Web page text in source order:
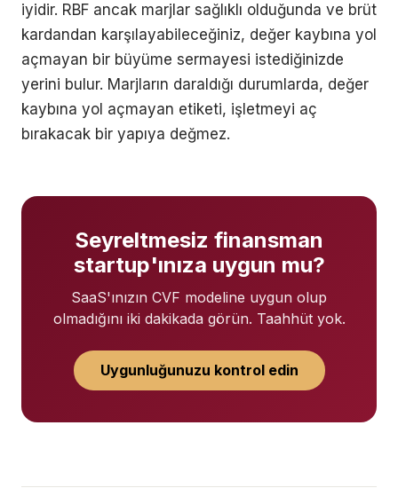
iyidir. RBF ancak marjlar sağlıklı olduğunda ve brüt
kardandan karşılayabileceğiniz, değer kaybına yol
açmayan bir büyüme sermayesi istediğinizde
yerini bulur. Marjların daraldığı durumlarda, değer
kaybına yol açmayan etiketi, işletmeyi aç
bırakacak bir yapıya değmez.
Seyreltmesiz finansman
startup'ınıza uygun mu?
SaaS'ınızın CVF modeline uygun olup
olmadığını iki dakikada görün. Taahhüt yok.
Uygunluğunuzu kontrol edin